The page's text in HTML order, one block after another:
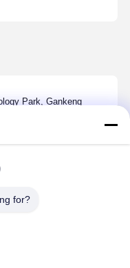
Park, Gankeng
for?